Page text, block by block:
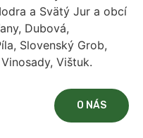
a Svätý Jur a obcí
Dubová,
Slovenský Grob,
Vištuk.
O NÁS